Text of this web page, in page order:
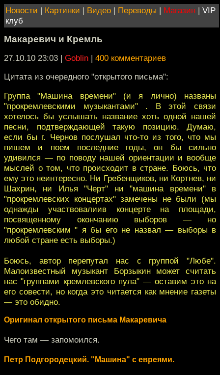
Новости | Картинки | Видео | Переводы | Магазин | VIP
клуб
Макаревич и Кремль
27.10.10 23:03 | Goblin | 400 комментариев
Цитата из очередного "открытого письма":
Группа "Машина времени" (и я лично) названы
"прокремлевскими музыкантами" . В этой связи
хотелось бы услышать название хоть одной нашей
песни, подтверждающей такую позицию. Думаю,
если бы г. Чернов послушал что-то из того, что мы
пишем и поем последние годы, он бы сильно
удивился — по поводу нашей ориентации и вообще
мыслей о том, что происходит в стране. Боюсь, что
ему это неинтересно. Ни Гребенщиков, ни Кортнев, ни
Шахрин, ни Илья "Черт" ни "машина времени" в
"прокремлевских концертах" замечены не были (мы
однажды участвовалиив концерте на площади,
посвященному окончанию выборов — но
"прокремлевским " я бы его не назвал — выборы в
любой стране есть выборы.)
Боюсь, автор перепутал нас с группой "Любе".
Малоизвестный музыкант Борзыкин может считать
нас "группами кремлевского пула" — оставим это на
его совести, но когда это читается как мнение газеты
— это обидно.
Оригинал открытого письма Макаревича
Чего там — запомоился.
Петр Подгородецкий. "Машина" с евреями.